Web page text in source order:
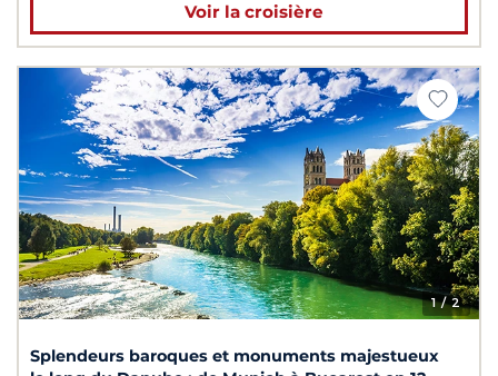
Voir la croisière
1/ 2
Splendeurs baroques et monuments majestueux